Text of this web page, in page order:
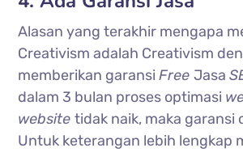
Alasan yang terakhir mengapa
Creativism adalah Creativism
memberikan garansiFreeJasa
dalam 3 bulan proses optimasi
websitetidak naik, maka garansi
Untuk keterangan lebih lengkap